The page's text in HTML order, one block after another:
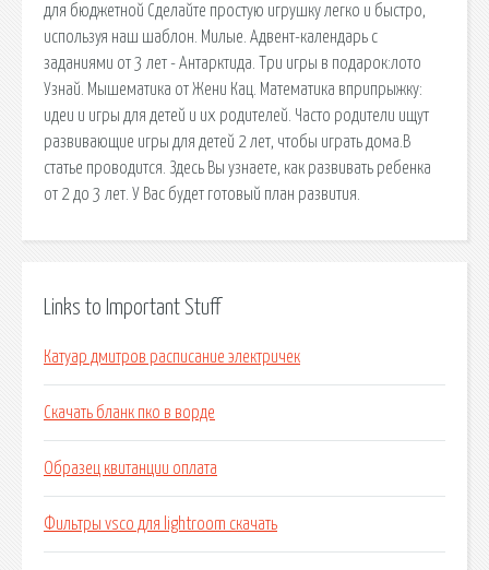
для бюджетной Сделайте простую игрушку легко и быстро,
используя наш шаблон. Милые. Адвент-календарь с
заданиями от 3 лет - Антарктида. Три игры в подарок:лото
Узнай. Мышематика от Жени Кац. Математика вприпрыжку:
идеи и игры для детей и их родителей. Часто родители ищут
развивающие игры для детей 2 лет, чтобы играть дома.В
статье проводится. Здесь Вы узнаете, как развивать ребенка
от 2 до 3 лет. У Вас будет готовый план развития.
Links to Important Stuff
Катуар дмитров расписание электричек
Скачать бланк пко в ворде
Образец квитанции оплата
Фильтры vsco для lightroom скачать